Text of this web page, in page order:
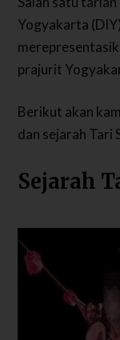
Yogyakarta
prajurit
Berikut akan
dan sejarah Tari
Sejarah